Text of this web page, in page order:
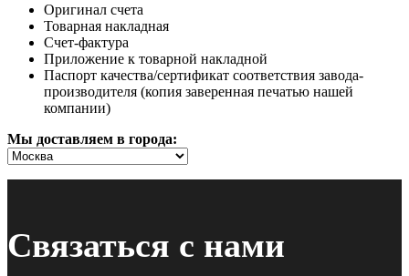
Оригинал счета
Товарная накладная
Счет-фактура
Приложение к товарной накладной
Паспорт качества/сертификат соответствия завода-
производителя (копия заверенная печатью нашей
компании)
Мы доставляем в города:
Связаться с нами